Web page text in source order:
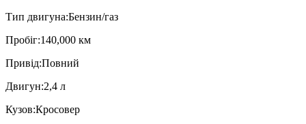
Тип двигуна:Бензин/газ
Пробiг:140,000 км
Привiд:Повний
Двигун:2,4 л
Кузов:Кросовер